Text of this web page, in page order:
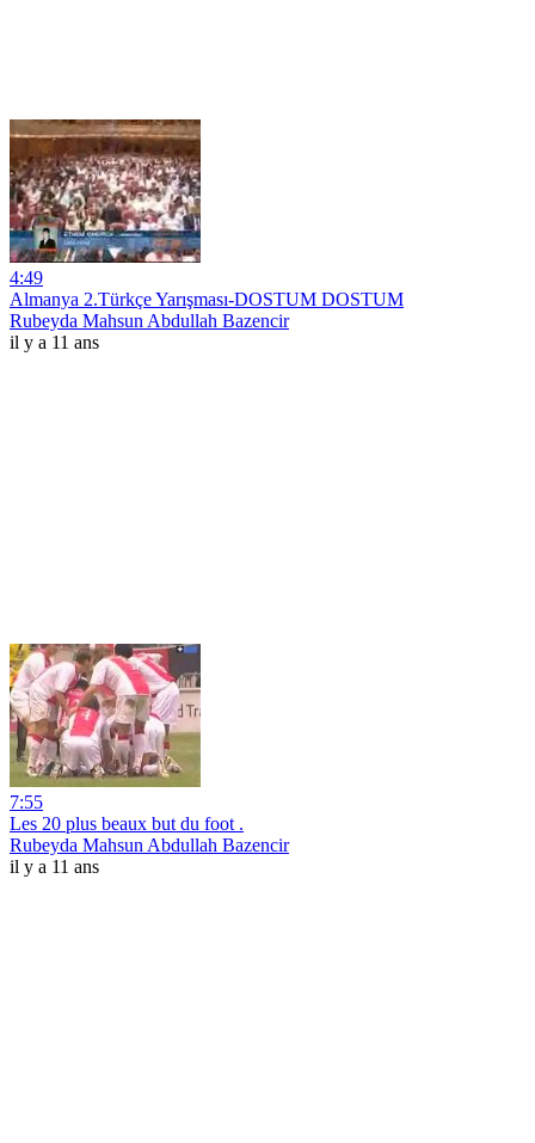
4:49
Almanya 2.Türkçe Yarışması-DOSTUM DOSTUM
Rubeyda Mahsun Abdullah Bazencir
il y a 11 ans
7:55
Les 20 plus beaux but du foot .
Rubeyda Mahsun Abdullah Bazencir
il y a 11 ans